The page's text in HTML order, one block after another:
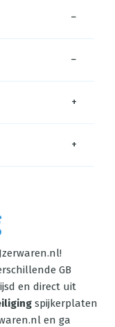
GB
en direct uit
spijkerplaten
en ga
−
−
+
+